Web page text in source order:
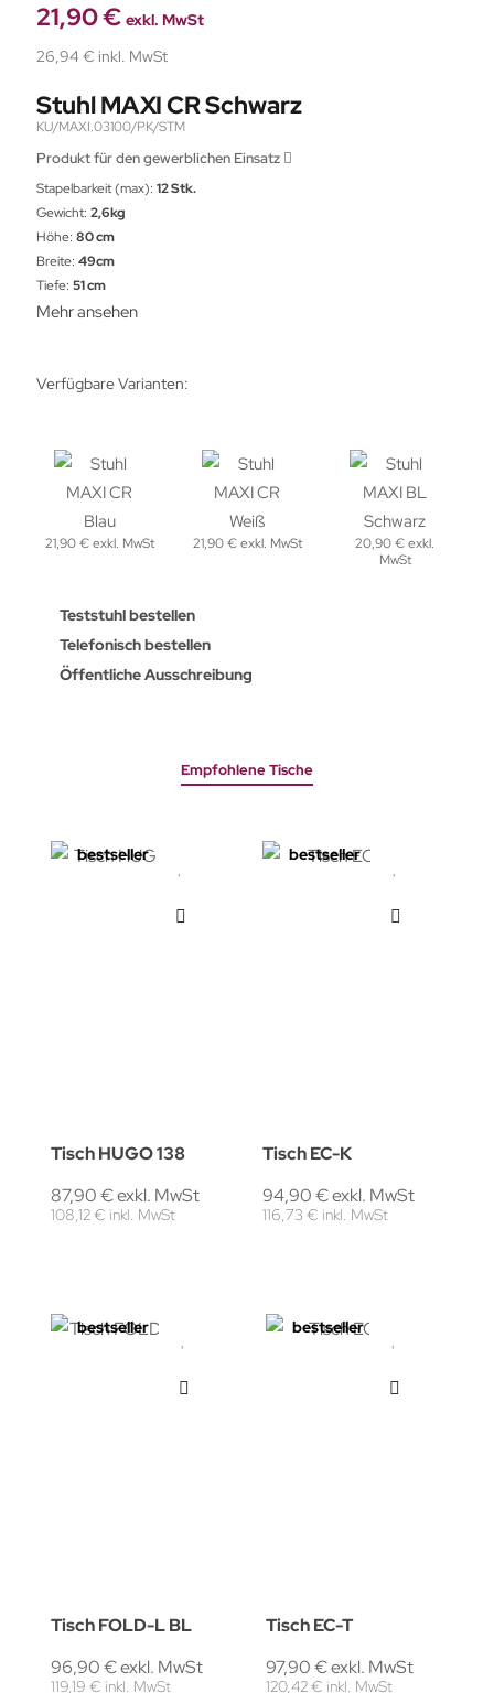
21,90 € exkl. MwSt
26,94 € inkl. MwSt
Stuhl MAXI CR Schwarz
KU/MAXI.03100/PK/STM
Produkt für den gewerblichen Einsatz
Stapelbarkeit (max): 12 Stk.
Gewicht: 2,6kg
Höhe: 80 cm
Breite: 49cm
Tiefe: 51 cm
Mehr ansehen
Verfügbare Varianten:
21,90 € exkl. MwSt 21,90 € exkl. MwSt
20,90 € exkl.
MwSt
Teststuhl bestellen
Telefonisch bestellen
Öffentliche Ausschreibung
Empfohlene Tische
bestseller
Tisch HUGO 138
87,90 € exkl. MwSt
108,12 € inkl. MwSt
bestseller
Tisch EC-K
94,90 € exkl. MwSt
116,73 € inkl. MwSt
bestseller
Tisch FOLD-L BL
96,90 € exkl. MwSt
119,19 € inkl. MwSt
bestseller
Tisch EC-T
97,90 € exkl. MwSt
120,42 € inkl. MwSt